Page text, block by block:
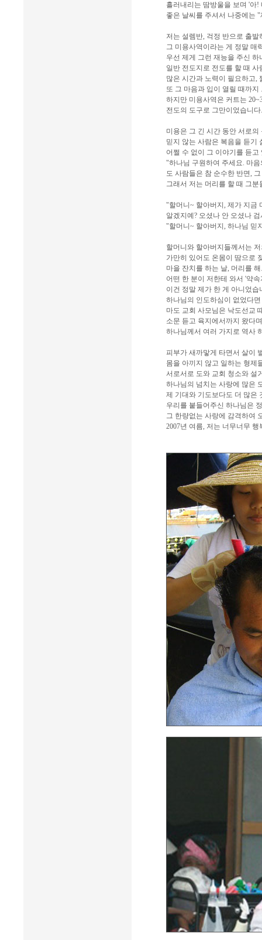
흘러내리는 땀방울을 보며 '아
좋은 날씨를 주셔서 나중에는
저는 설렘반, 걱정 반으로 출
그 미용사역이라는 게 정말 매
우선 제게 그런 재능을 주신
일반 전도지로 전도를 할 때
많은 시간과 노력이 필요하고,
또 그 마음과 입이 열릴 때까
하지만 미용사역은 커트는
전도의 도구로 그만이었습니다.
미용은 그 긴 시간 동안 서로
믿지 않는 사람은 복음을 듣기
어쩔 수 없이 그 이야기를 듣고
"하나님 구원하여 주세요. 마
도 사람들은 참 순수한 반면,
그래서 저는 머리를 할 때 그
"할머니~ 할아버지, 제가 지금
알겠지예? 오셨나 안 오셨나
"할머니~ 할아버지, 하나님 믿
할머니와 할아버지들께서는
가만히 있어도 온몸이 땀으로
마을 잔치를 하는 날, 머리를
어떤 한 분이 저한테 와서 '약
이건 정말 제가 한 게 아니었습
하나님의 인도하심이 없었다
마도 교회 사모님은 낙도선교
소문 듣고 육지에서까지 왔다
하나님께서 여러 가지로 역사
피부가 새까맣게 타면서 살이
몸을 아끼지 않고 일하는 형제
서로서로 도와 교회 청소와 설
하나님의 넘치는 사랑에 많은
제 기대와 기도보다도 더 많은
우리를 붙들어주신 하나님은
그 한량없는 사랑에 감격하여
2007년 여름, 저는 너무너무